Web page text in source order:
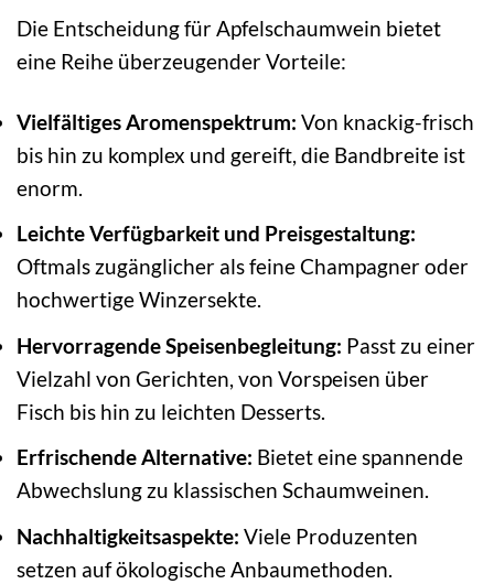
Die Entscheidung für Apfelschaumwein bietet
eine Reihe überzeugender Vorteile:
Vielfältiges Aromenspektrum: Von knackig-frisch
bis hin zu komplex und gereift, die Bandbreite ist
enorm.
Leichte Verfügbarkeit und Preisgestaltung:
Oftmals zugänglicher als feine Champagner oder
hochwertige Winzersekte.
Hervorragende Speisenbegleitung: Passt zu einer
Vielzahl von Gerichten, von Vorspeisen über
Fisch bis hin zu leichten Desserts.
Erfrischende Alternative: Bietet eine spannende
Abwechslung zu klassischen Schaumweinen.
Nachhaltigkeitsaspekte: Viele Produzenten
setzen auf ökologische Anbaumethoden.